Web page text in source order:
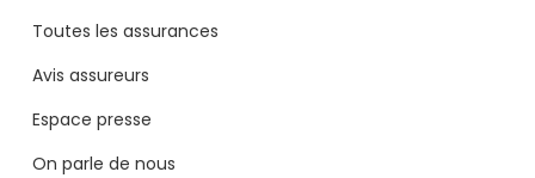
Toutes les assurances
Avis assureurs
Espace presse
On parle de nous